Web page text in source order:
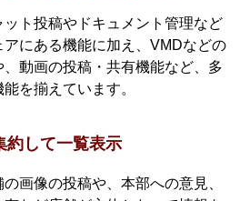
ト投稿やドキュメント管理など
にある機能に加え、VMDなどの
動画の投稿・共有機能など、多
を揃えています。
約して一覧表示
画像の投稿や、本部への意見、